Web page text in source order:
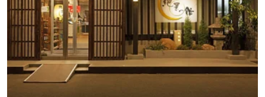
かったら2万円を超えるので、些か躊躇するところ。
※「1人１泊予算」は「全国割」前の金額